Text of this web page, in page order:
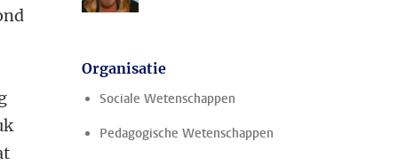
Organisatie
Sociale Wetenschappen
Pedagogische Wetenschappen